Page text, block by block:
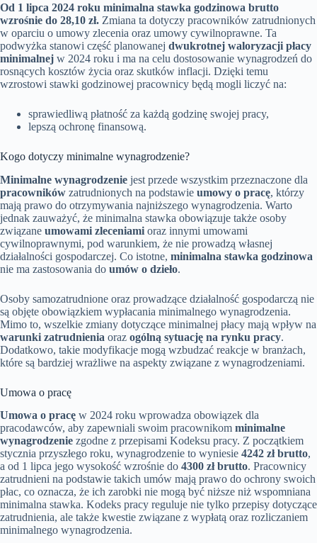
Od 1 lipca 2024 roku minimalna stawka godzinowa brutto
wzrośnie do 28,10 zł. Zmiana ta dotyczy pracowników zatrudnionych
w oparciu o umowy zlecenia oraz umowy cywilnoprawne. Ta
podwyżka stanowi część planowanej dwukrotnej waloryzacji płacy
minimalnej w 2024 roku i ma na celu dostosowanie wynagrodzeń do
rosnących kosztów życia oraz skutków inflacji. Dzięki temu
wzrostowi stawki godzinowej pracownicy będą mogli liczyć na:
sprawiedliwą płatność za każdą godzinę swojej pracy,
lepszą ochronę finansową.
Kogo dotyczy minimalne wynagrodzenie?
Minimalne wynagrodzenie jest przede wszystkim przeznaczone dla
pracowników zatrudnionych na podstawie umowy o pracę, którzy
mają prawo do otrzymywania najniższego wynagrodzenia. Warto
jednak zauważyć, że minimalna stawka obowiązuje także osoby
związane umowami zleceniami oraz innymi umowami
cywilnoprawnymi, pod warunkiem, że nie prowadzą własnej
działalności gospodarczej. Co istotne, minimalna stawka godzinowa
nie ma zastosowania do umów o dzieło.
Osoby samozatrudnione oraz prowadzące działalność gospodarczą nie
są objęte obowiązkiem wypłacania minimalnego wynagrodzenia.
Mimo to, wszelkie zmiany dotyczące minimalnej płacy mają wpływ na
warunki zatrudnienia oraz ogólną sytuację na rynku pracy.
Dodatkowo, takie modyfikacje mogą wzbudzać reakcje w branżach,
które są bardziej wrażliwe na aspekty związane z wynagrodzeniami.
Umowa o pracę
Umowa o pracę w 2024 roku wprowadza obowiązek dla
pracodawców, aby zapewniali swoim pracownikom minimalne
wynagrodzenie zgodne z przepisami Kodeksu pracy. Z początkiem
stycznia przyszłego roku, wynagrodzenie to wyniesie 4242 zł brutto,
a od 1 lipca jego wysokość wzrośnie do 4300 zł brutto. Pracownicy
zatrudnieni na podstawie takich umów mają prawo do ochrony swoich
płac, co oznacza, że ich zarobki nie mogą być niższe niż wspomniana
minimalna stawka. Kodeks pracy reguluje nie tylko przepisy dotyczące
zatrudnienia, ale także kwestie związane z wypłatą oraz rozliczaniem
minimalnego wynagrodzenia.